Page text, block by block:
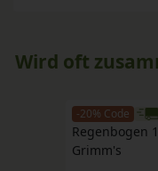
Wird oft
-20% Code
Regenbogen
Grimm's